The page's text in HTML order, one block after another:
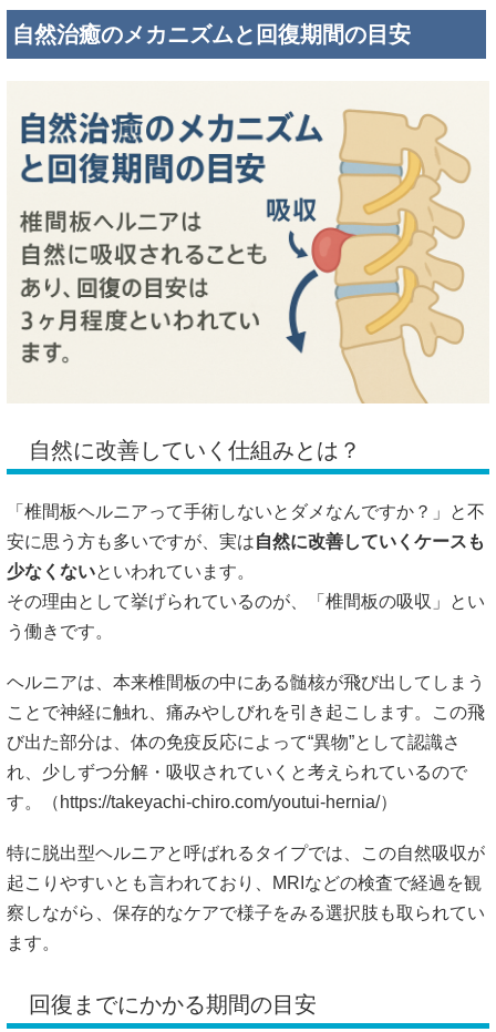
自然治癒のメカニズムと回復期間の目安
自然に改善していく仕組みとは？
「椎間板ヘルニアって手術しないとダメなんですか？」と不
安に思う方も多いですが、実は自然に改善していくケースも
少なくないといわれています。
その理由として挙げられているのが、「椎間板の吸収」とい
う働きです。
ヘルニアは、本来椎間板の中にある髄核が飛び出してしまう
ことで神経に触れ、痛みやしびれを引き起こします。この飛
び出た部分は、体の免疫反応によって“異物”として認識さ
れ、少しずつ分解・吸収されていくと考えられているので
す。（ https://takeyachi-chiro.com/youtui-hernia/）
特に脱出型ヘルニアと呼ばれるタイプでは、この自然吸収が
起こりやすいとも言われており、MRIなどの検査で経過を観
察しながら、保存的なケアで様子をみる選択肢も取られてい
ます。
回復までにかかる期間の目安